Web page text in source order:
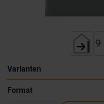
Varianten
Format